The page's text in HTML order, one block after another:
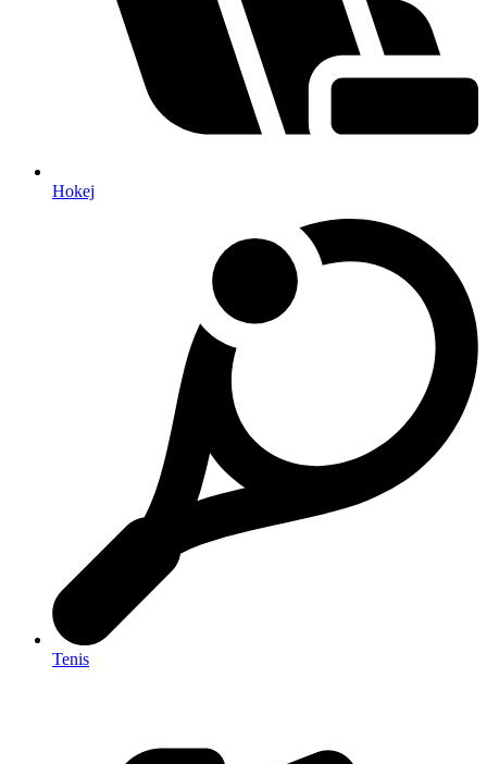
Hokej
Tenis